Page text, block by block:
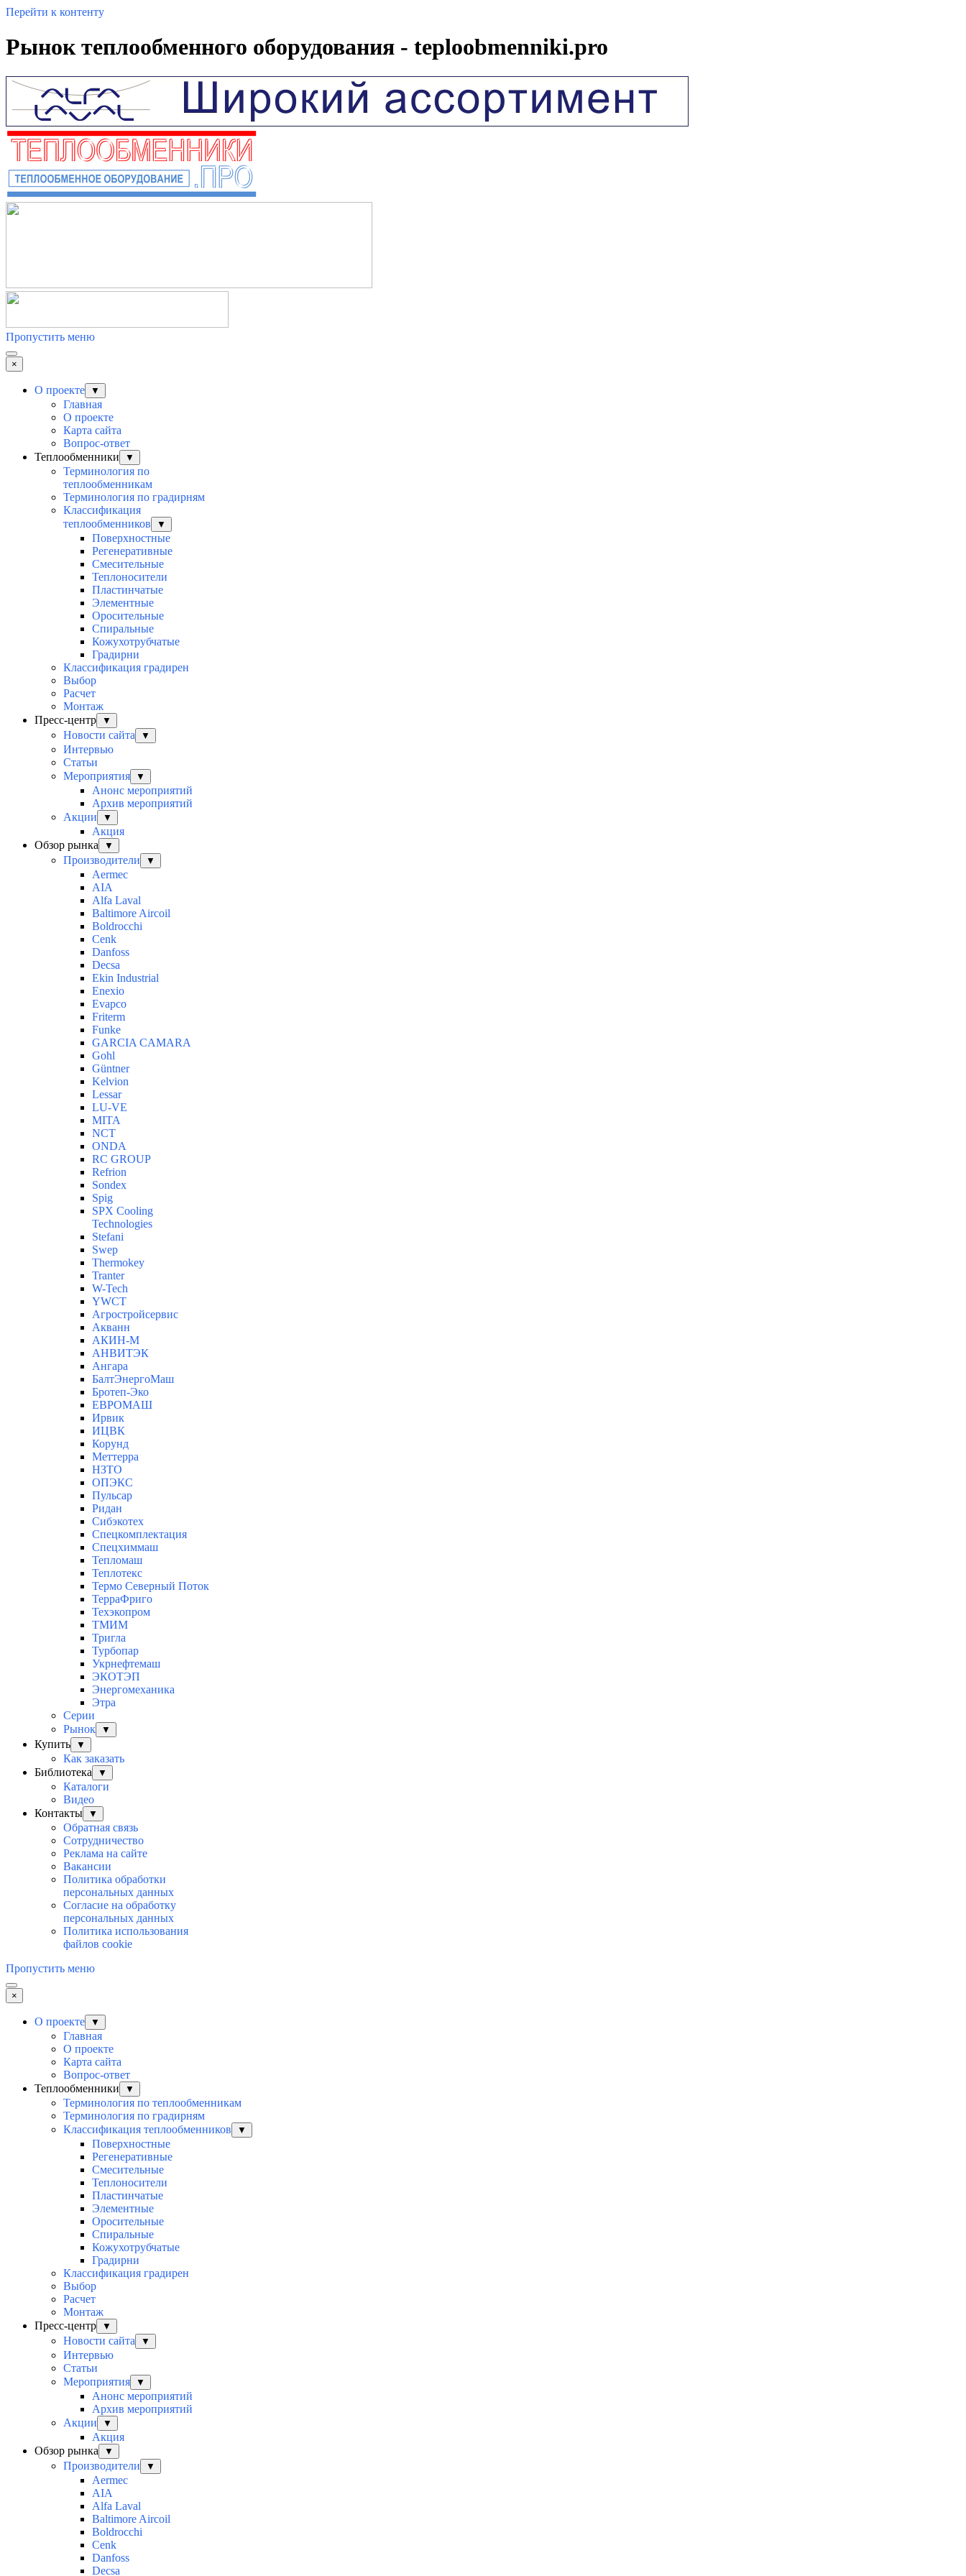
Перейти к контенту
Рынок теплообменного оборудования - teploobmenniki.pro
Пропустить меню
×
О проекте ▼
Главная
О проекте
Карта сайта
Вопрос-ответ
Теплообменники
▼
Терминология по
теплообменникам
Терминология по градирням
Классификация
теплообменников
▼
Поверхностные
Регенеративные
Смесительные
Теплоносители
Пластинчатые
Элементные
Оросительные
Спиральные
Кожухотрубчатые
Градирни
Классификация градирен
Выбор
Расчет
Монтаж
Пресс-центр
▼
Новости сайта ▼
Интервью
Статьи
Мероприятия
▼
Анонс мероприятий
Архив мероприятий
Акции
▼
Акция
Обзор рынка
▼
Производители ▼
Aermec
AIA
Alfa Laval
Baltimore Aircoil
Boldrocchi
Cenk
Danfoss
Decsa
Ekin Industrial
Enexio
Evapco
Friterm
Funke
GARCIA CAMARA
Gohl
Güntner
Kelvion
Lessar
LU-VE
MITA
NCT
ONDA
RC GROUP
Refrion
Sondex
Spig
SPX Cooling
Technologies
Stefani
Swep
Thermokey
Tranter
W-Tech
YWCT
Агростройсервис
Акванн
АКИН-М
АНВИТЭК
Ангара
БалтЭнергоМаш
Бротеп-Эко
ЕВРОМАШ
Ирвик
ИЦВК
Корунд
Меттерра
НЗТО
ОПЭКС
Пульсар
Ридан
Сибэкотех
Спецкомплектация
Спецхиммаш
Тепломаш
Теплотекс
Термо Северный Поток
ТерраФриго
Техэкопром
ТМИМ
Тригла
Турбопар
Укрнефтемаш
ЭКОТЭП
Энергомеханика
Этра
Серии
Рынок
▼
Купить ▼
Как заказать
Библиотека
▼
Каталоги
Видео
Контакты
▼
Обратная связь
Сотрудничество
Реклама на сайте
Вакансии
Политика обработки
персональных данных
Согласие на обработку
персональных данных
Политика использования
файлов cookie
Пропустить меню
×
О проекте ▼
Главная
О проекте
Карта сайта
Вопрос-ответ
Теплообменники
▼
Терминология по теплообменникам
Терминология по градирням
Классификация теплообменников
▼
Поверхностные
Регенеративные
Смесительные
Теплоносители
Пластинчатые
Элементные
Оросительные
Спиральные
Кожухотрубчатые
Градирни
Классификация градирен
Выбор
Расчет
Монтаж
Пресс-центр
▼
Новости сайта ▼
Интервью
Статьи
Мероприятия
▼
Анонс мероприятий
Архив мероприятий
Акции
▼
Акция
Обзор рынка
▼
Производители ▼
Aermec
AIA
Alfa Laval
Baltimore Aircoil
Boldrocchi
Cenk
Danfoss
Decsa